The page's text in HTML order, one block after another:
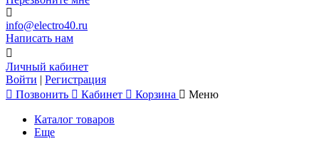
info@electro40.ru
Написать нам
Личный кабинет
Войти | Регистрация
Позвонить
Кабинет Корзина Меню
Каталог товаров
Еще